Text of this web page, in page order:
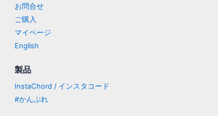
お問合せ
ご購入
マイページ
English
製品
InstaChord / インスタコード
#かんぷれ